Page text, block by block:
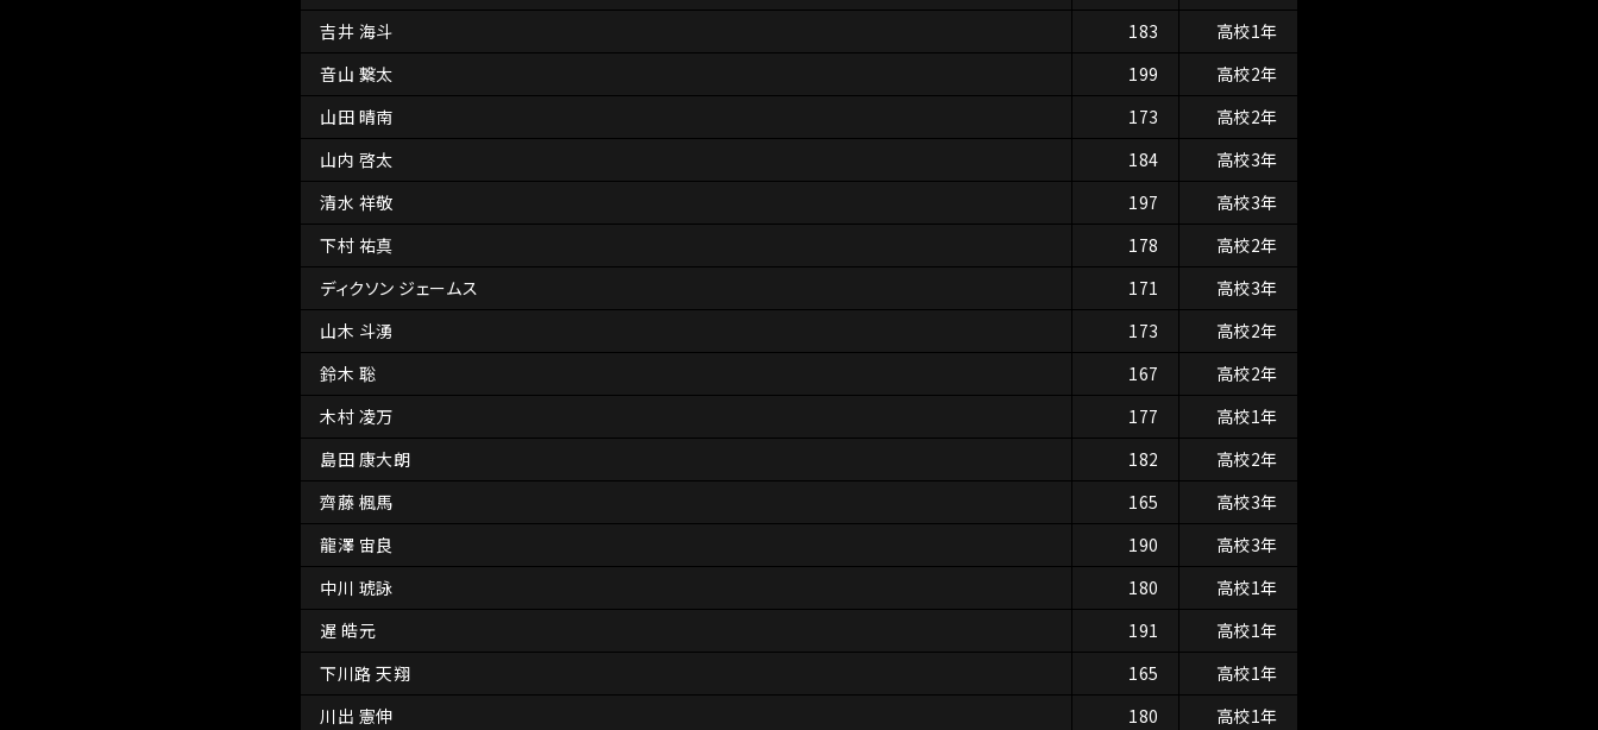
吉井 海斗
183
高校1年
音山 繋太
199
高校2年
山田 晴南
173
高校2年
山内 啓太
184
高校3年
清水 祥敬
197
高校3年
下村 祐真
178
高校2年
ディクソン ジェームス
171
高校3年
山木 斗湧
173
高校2年
鈴木 聡
167
高校2年
木村 凌万
177
高校1年
島田 康大朗
182
高校2年
齊藤 楓馬
165
高校3年
龍澤 宙良
190
高校3年
中川 琥詠
180
高校1年
遅 皓元
191
高校1年
下川路 天翔
165
高校1年
川出 憲伸
180
高校1年